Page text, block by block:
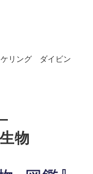
ケリング ダイビン
生物